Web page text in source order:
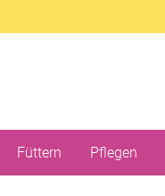
Füttern Pflegen